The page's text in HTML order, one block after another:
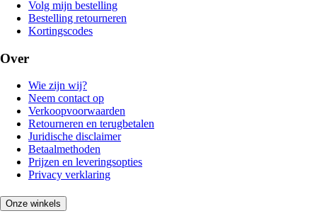
Volg mijn bestelling
Bestelling retourneren
Kortingscodes
Over
Wie zijn wij?
Neem contact op
Verkoopvoorwaarden
Retourneren en terugbetalen
Juridische disclaimer
Betaalmethoden
Prijzen en leveringsopties
Privacy verklaring
Onze winkels